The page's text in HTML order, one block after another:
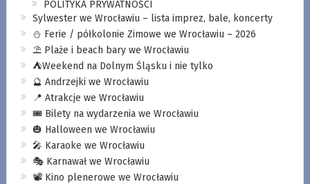
POLITYKA PRYWATNOŚCI
Sylwester we Wrocławiu – lista imprez, bale, koncerty
⛄️ Ferie / półkolonie Zimowe we Wrocławiu – 2026
⛱️ Plaże i beach bary we Wrocławiu
⛺️Weekend na Dolnym Śląsku i nie tylko
🔮 Andrzejki we Wrocławiu
📍 Atrakcje we Wrocławiu
🎟️ Bilety na wydarzenia we Wrocławiu
🎃 Halloween we Wrocławiu
🎤 Karaoke we Wrocławiu
🎭 Karnawał we Wrocławiu
📽️ Kino plenerowe we Wrocławiu